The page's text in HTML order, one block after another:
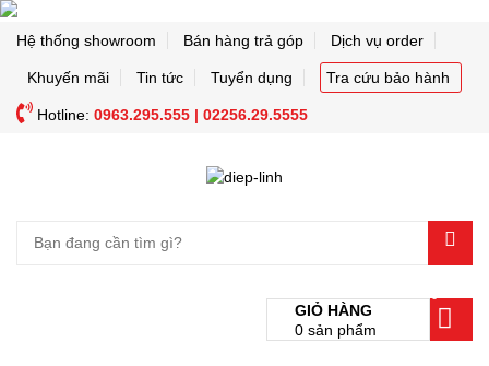
Hệ thống showroom Bán hàng trả góp Dịch vụ order
Khuyến mãi Tin tức Tuyển dụng Tra cứu bảo hành
Hotline: 0963.295.555 | 02256.29.5555
GIỎ HÀNG
0 sản phẩm